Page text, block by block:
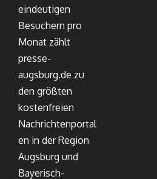
eindeutigen
Besuchern pro
Monat zählt
presse-
augsburg.de zu
den größten
kostenfreien
Nachrichtenportal
en in der Region
Augsburg und
Bayerisch-